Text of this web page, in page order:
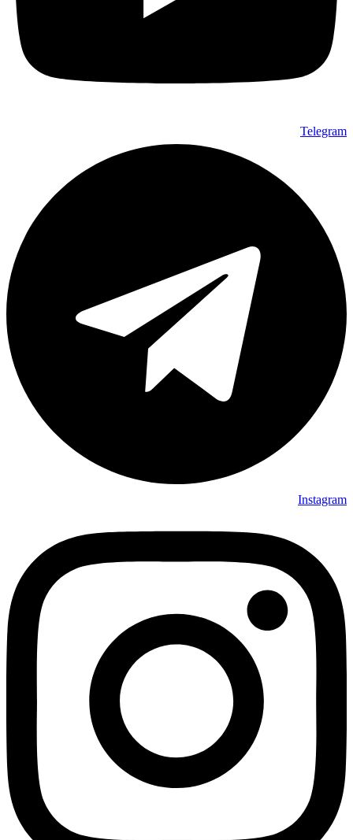
Telegram
Instagram